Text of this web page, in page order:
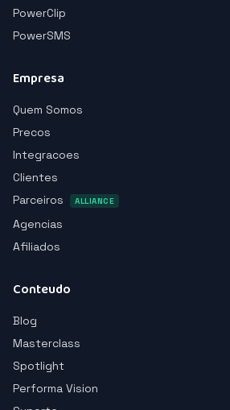
PowerClip
PowerSMS
Empresa
Quem Somos
Precos
Integracoes
Clientes
Parceiros
ALLIANCE
Agencias
Afiliados
Conteudo
Blog
Masterclass
Spotlight
Performa Vision